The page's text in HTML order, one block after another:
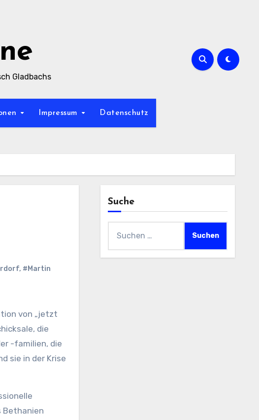
Gladbachs
Impressum Datenschutz
, #Martin
die
-familien, die
sie in der Krise
Bethanien
Suche
nach: